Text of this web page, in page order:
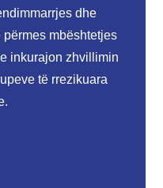
dhe
mbështetjes
inkurajon zhvillimin
të rrezikuara